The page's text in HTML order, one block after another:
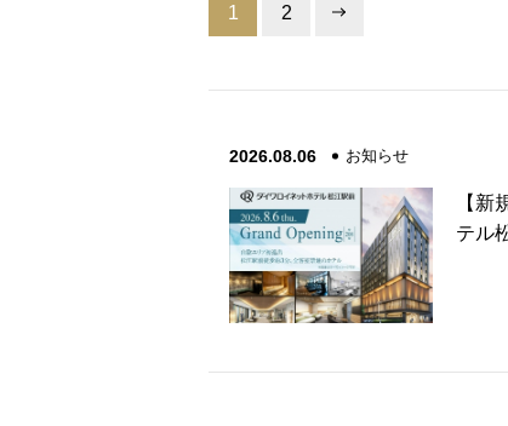
1 2
2026.08.06 お知らせ
【
テル